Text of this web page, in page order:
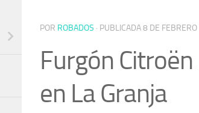
POR ROBADOS · PUBLICADA8 DE
Furgón
en La Granja